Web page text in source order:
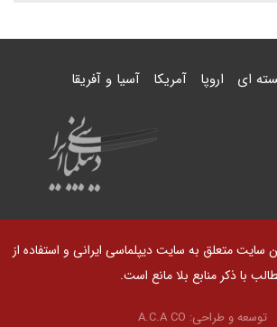
ای اروپا آمریکا آسیا و آفریقا
سایت متعلق به سایت دیپلماسی ایرانی و استفاده از
با ذکر منابع بلا مانع است.
توسعه و طراحی: A.C.A CO